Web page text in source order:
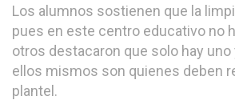
Los alumnos sostienen que la
pues en este centro educativo no
otros destacaron que solo hay uno
ellos mismos son quienes deben
plantel.